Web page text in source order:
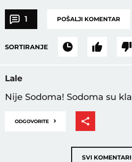
1 POŠALJI KOMENTAR
SORTIRANJE
Lale
Nije Sodoma! Sodoma su
ODGOVORITE ›
SVI KOMENTARI